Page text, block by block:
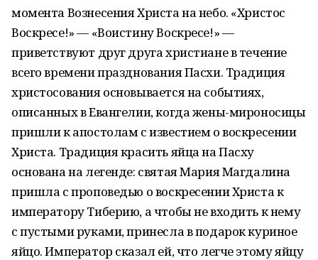
момента Вознесения Христа на небо. «Христос
Воскресе!» — «Воистину Воскресе!» —
приветствуют друг друга христиане в течение
всего времени празднования Пасхи. Традиция
христосования основывается на событиях,
описанных в Евангелии, когда жены-мироносицы
пришли к апостолам с известием о воскресении
Христа. Традиция красить яйца на Пасху
основана на легенде: святая Мария Магдалина
пришла с проповедью о воскресении Христа к
императору Тиберию, а чтобы не входить к нему
с пустыми руками, принесла в подарок куриное
яйцо. Император сказал ей, что легче этому яйцу